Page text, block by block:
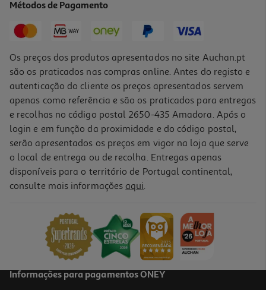
20,45 € PVP de editor
-10%
Livro Clareiras
PVP de editor
15,93 €
Métodos de Pagamento
Os preços dos produtos apresentados no site Auchan.pt
são os praticados nas compras online. Antes do registo e
autenticação do cliente os preços apresentados servem
apenas como referência e são os praticados para entregas
e recolhas no código postal 2650-435 Amadora. Após o
login e em função da proximidade e do código postal,
serão apresentados os preços em vigor na loja que serve
o local de entrega ou de recolha. Entregas apenas
disponíveis para o território de Portugal continental,
consulte mais informações aqui.
Informações para pagamentos ONEY